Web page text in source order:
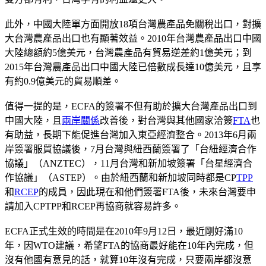
此外，中國大陸單方面開放18項台灣農產品免關稅出口，對擴
大台灣農產品出口也有顯著效益。2010年台灣農產品出口中國
大陸總額約5億美元，台灣農產品有貿易逆差約1億美元；到
2015年台灣農產品出口中國大陸已倍數成長達10億美元，且享
有約0.9億美元的貿易順差。
值得一提的是，ECFA的簽署不但有助於擴大台灣產品出口到
中國大陸，且 兩岸關係改善後，對台灣與其他國家洽簽FTA也
有助益，長期下能促進台灣加入東亞經濟整合。2013年6月兩
岸簽署服貿協議後，7月台灣與紐西蘭簽署了「台紐經濟合作
協議」（ANZTEC），11月台灣和新加坡簽署「台星經濟合
作協議」（ASTEP）。由於紐西蘭和新加坡同時都是CPTPP
和RCEP的成員，因此現在和他們簽署FTA後，未來台灣要申
請加入CPTPP和RCEP再協商就容易許多。
ECFA正式生效的時間是在2010年9月12日，最近剛好滿10
年，因WTO建議，希望FTA的協商最好能在10年內完成，但
沒有他國有意見的話，就算10年沒有完成，只要兩岸都沒意